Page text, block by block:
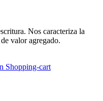
Nos caracteriza la
valor agregado.
Shopping-cart